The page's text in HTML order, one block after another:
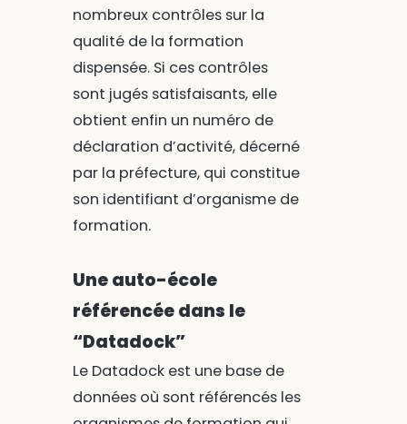
nombreux contrôles sur la
qualité de la formation
dispensée. Si ces contrôles
sont jugés satisfaisants, elle
obtient enfin un numéro de
déclaration d’activité, décerné
par la préfecture, qui constitue
son identifiant d’organisme de
formation.
Une auto-école
référencée dans le
“Datadock”
Le Datadock est une base de
données où sont référencés les